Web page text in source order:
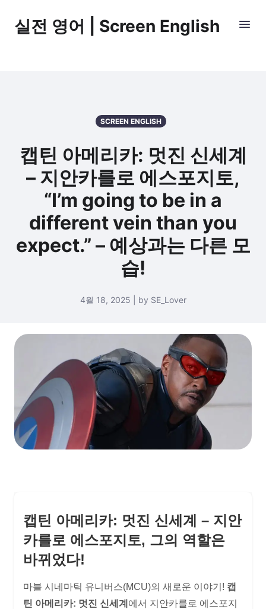
실전 영어 | Screen English
SCREEN ENGLISH
캡틴 아메리카: 멋진 신세계
– 지안카를로 에스포지토,
“I’m going to be in a
different vein than you
expect.” – 예상과는 다른 모
습!
4월 18, 2025 | by SE_Lover
캡틴 아메리카: 멋진 신세계 – 지안
카를로 에스포지토, 그의 역할은
바뀌었다!
마블 시네마틱 유니버스(MCU)의 새로운 이야기! 캡
틴 아메리카: 멋진 신세계 에서 지안카를로 에스포지